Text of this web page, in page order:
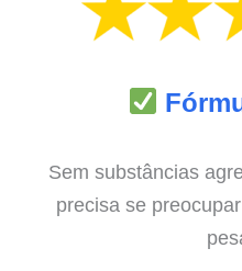
Sem substâncias
precisa se